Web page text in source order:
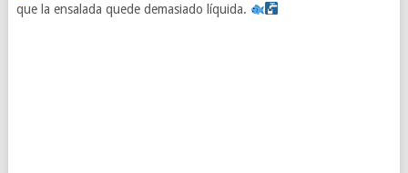
que la ensalada quede demasiado líquida.